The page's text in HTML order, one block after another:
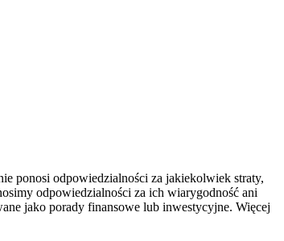
ponosi odpowiedzialności za jakiekolwiek straty,
odpowiedzialności za ich wiarygodność ani
jako porady finansowe lub inwestycyjne. Więcej